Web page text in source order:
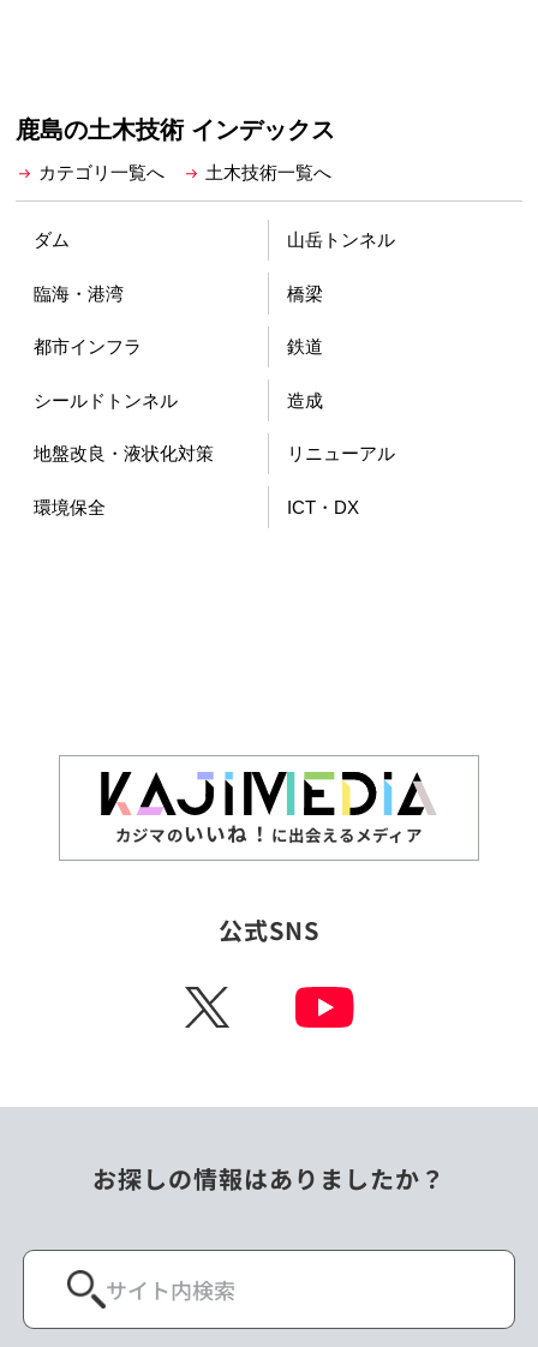
鹿島の土木技術 インデックス
カテゴリ一覧へ 土木技術一覧へ
ダム 山岳トンネル
臨海・港湾 橋梁
都市インフラ 鉄道
シールドトンネル 造成
地盤改良・液状化対策 リニューアル
環境保全 ICT・DX
カジマのいいね！ に出会えるメディア
公式SNS
X
お探しの情報はありましたか？